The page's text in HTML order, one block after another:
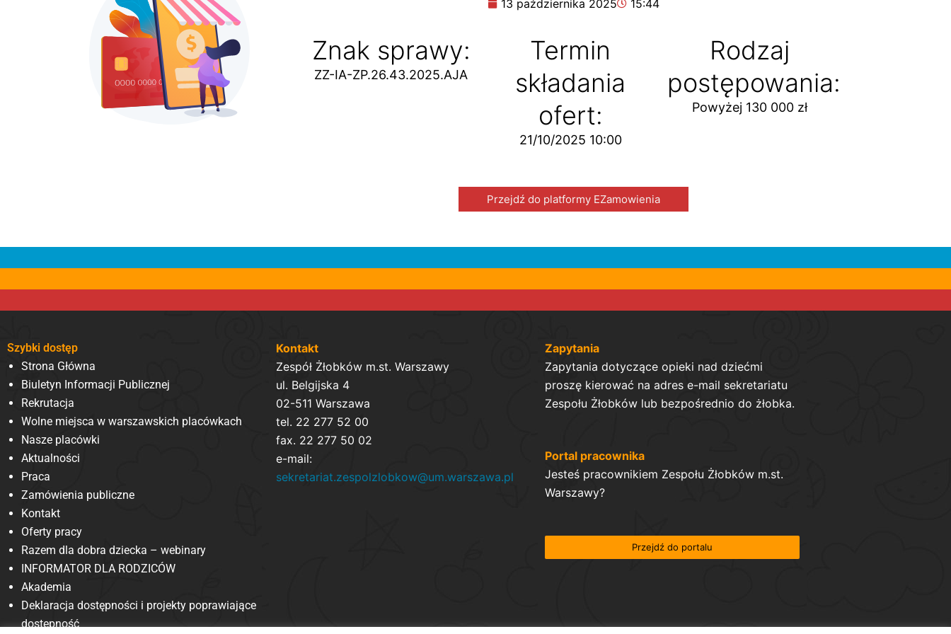
13 października 2025 15:44
Znak sprawy:
ZZ-IA-ZP.26.43.2025.AJA
Termin
składania
ofert:
21/10/2025 10:00
Rodzaj
postępowania:
Powyżej 130 000 zł
Przejdź do platformy EZamowienia
Szybki dostęp
Strona Główna
Biuletyn Informacji Publicznej
Rekrutacja
Wolne miejsca w warszawskich placówkach
Nasze placówki
Aktualności
Praca
Zamówienia publiczne
Kontakt
Oferty pracy
Razem dla dobra dziecka – webinary
INFORMATOR DLA RODZICÓW
Akademia
Deklaracja dostępności i projekty poprawiające
dostępność
Kontakt
Zespół Żłobków m.st. Warszawy
ul. Belgijska 4
02-511 Warszawa
tel. 22 277 52 00
fax. 22 277 50 02
e-mail:
sekretariat.zespolzlobkow@um.warszawa.pl
Zapytania
Zapytania dotyczące opieki nad dziećmi
proszę kierować na adres e-mail sekretariatu
Zespołu Żłobków lub bezpośrednio do żłobka.
Portal pracownika
Jesteś pracownikiem Zespołu Żłobków m.st.
Warszawy?
Przejdź do portalu